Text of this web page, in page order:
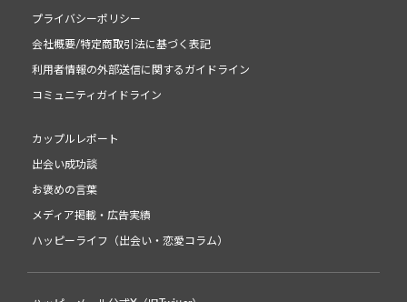
プライバシーポリシー
会社概要/特定商取引法に基づく表記
利用者情報の外部送信に関するガイドライン
コミュニティガイドライン
カップルレポート
出会い成功談
お褒めの言葉
メディア掲載・広告実績
ハッピーライフ（出会い・恋愛コラム）